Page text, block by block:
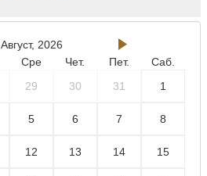
Август, 2026
Сре Чет. Пет.
Саб.
29 30 31 1
5 6 7 8
12 13 14 15